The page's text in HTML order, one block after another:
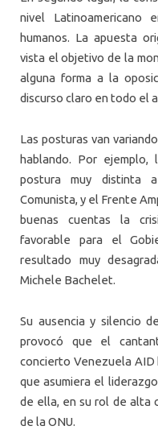
nivel Latinoamericano
humanos. La apuesta
vista el objetivo de la
alguna forma a la
discurso claro en todo el
Las posturas van
hablando. Por ejemplo,
postura muy distinta
Comunista, y el Frente
buenas cuentas la
favorable para el
resultado muy
Michele Bachelet.
Su ausencia y silencio
provocó que el
concierto Venezuela AID
que asumiera el
de ella, en su rol de alta
de la ONU.